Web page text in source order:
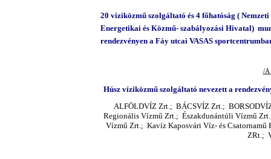
20 víziközmű szolgáltató és 4 főhatóság (
Energetikai és Közmű- szabályozási Hivatal)
rendezvényen a Fáy utcai VASAS
/A
Húsz víziközmű szolgáltató nevezett a
ALFÖLDVÍZ Zrt.; BÁCSVÍZ Zrt.;
Regionális Vízmű Zrt.; Északdunántúli Vízmű
Vízmű Zrt.; Kavíz Kaposvári Víz- és
ZRt.;